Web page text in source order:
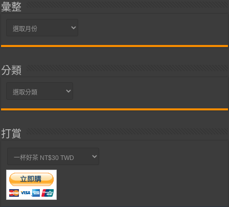
彙整
彙
分類
分
打賞